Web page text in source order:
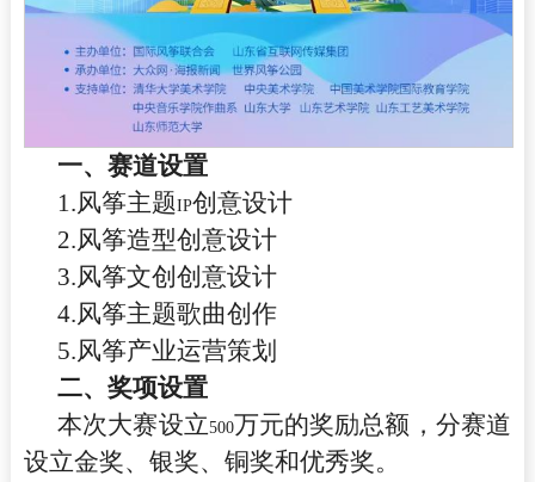
一、赛道设置
1.风筝主题IP创意设计
2.风筝造型创意设计
3.风筝文创创意设计
4.风筝主题歌曲创作
5.风筝产业运营策划
二、奖项设置
本次大赛设立500万元的奖励总额，分赛道
设立金奖、银奖、铜奖和优秀奖。